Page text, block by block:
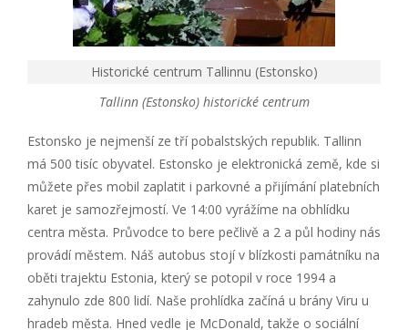
Historické centrum Tallinnu (Estonsko)
Tallinn (Estonsko) historické centrum
Estonsko je nejmenší ze tří pobalstských republik. Tallinn
má 500 tisíc obyvatel. Estonsko je elektronická země, kde si
můžete přes mobil zaplatit i parkovné a přijímání platebních
karet je samozřejmostí. Ve 14:00 vyrážíme na obhlídku
centra města. Průvodce to bere pečlivě a 2 a půl hodiny nás
provádí městem. Náš autobus stojí v blízkosti památníku na
oběti trajektu Estonia, který se potopil v roce 1994 a
zahynulo zde 800 lidí. Naše prohlídka začíná u brány Viru u
hradeb města. Hned vedle je McDonald, takže o sociální